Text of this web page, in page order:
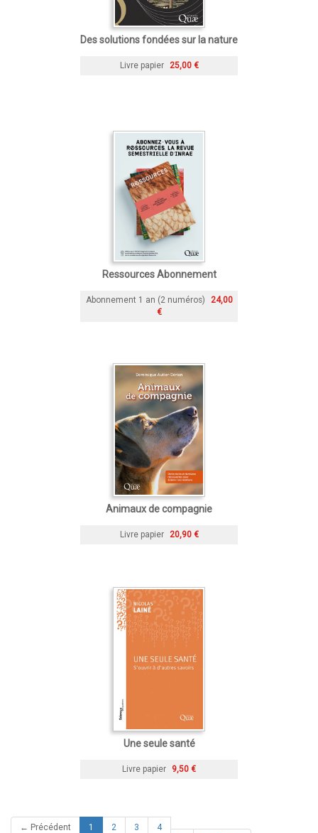
Des solutions fondées sur la nature
Livre papier 25,00 €
Ressources Abonnement
Abonnement 1 an (2 numéros)
24,00
€
Animaux de compagnie
Livre papier 20,90 €
Une seule santé
Livre papier 9,50 €
← Précédent 1 (current)
2 3
4